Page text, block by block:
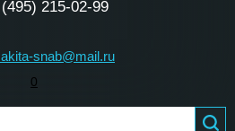
215-02-99
snab@mail.ru
0